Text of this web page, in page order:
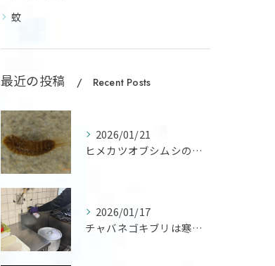
蚊
最近の投稿 Recent Posts
2026/01/21
ヒメカツオブシムシの幼虫による衣類（ウール、絹など）、絨毯、...
2026/01/17
チャバネゴキブリは寒さに非常に弱く20度以下では活動が鈍り、...